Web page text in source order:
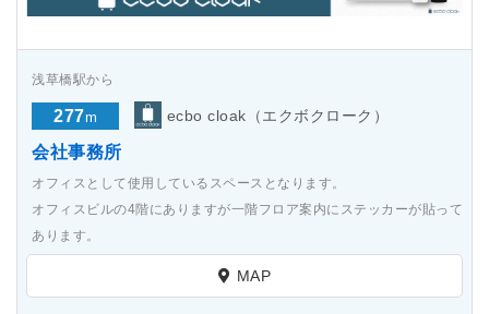
浅草橋駅から
277m ecbo cloak（エクボクローク）
会社事務所
オフィスとして使用しているスペースとなります。
オフィスビルの4階にありますが一階フロア案内にステッカーが貼って
あります。
MAP